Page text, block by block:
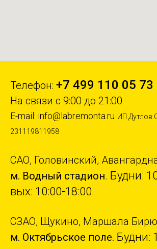
Телефон: +7 499 110 05 73
На связи с 9:00 до 21:00
E-mail: info@labremonta.ru ИП Дутлов
231119811958
САО, Головинский,
м. Водный стадион. Будни:
вых: 10:00-18:00
СЗАО, Щукино, Маршала
м. Октябрьское поле. Будни: